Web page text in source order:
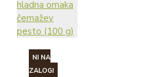
NI NA
ZALOGI